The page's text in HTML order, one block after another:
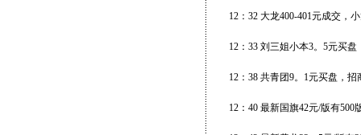
12：32 大龙400-401元成交，
12：33 刘三姐小本3。5元买
12：38 共青团9。1元买盘，
12：40 最新国旗42元/版有500